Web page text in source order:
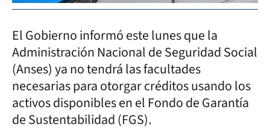
El Gobierno informó este lunes que la
Administración Nacional de Seguridad Social
(Anses) ya no tendrá las facultades
necesarias para otorgar créditos usando los
activos disponibles en el Fondo de Garantía
de Sustentabilidad (FGS).